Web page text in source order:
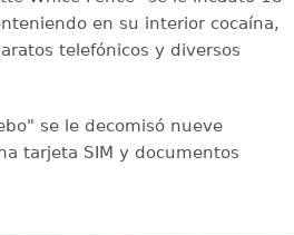
en su interior cocaína,
telefónicos y diversos
se le decomisó nueve
tarjeta SIM y documentos